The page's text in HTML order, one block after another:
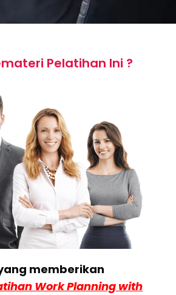
Pelatihan Ini ?
memberikan
Work Planning with